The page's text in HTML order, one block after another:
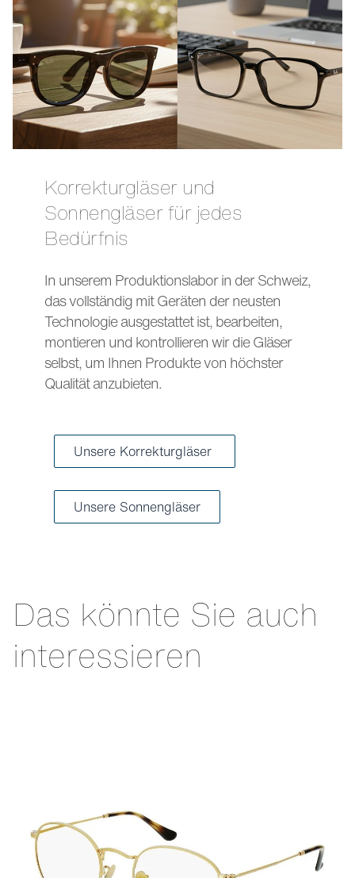
Korrekturgläser und
Sonnengläser für jedes
Bedürfnis
In unserem Produktionslabor in der Schweiz,
das vollständig mit Geräten der neusten
Technologie ausgestattet ist, bearbeiten,
montieren und kontrollieren wir die Gläser
selbst, um Ihnen Produkte von höchster
Qualität anzubieten.
Unsere Korrekturgläser
Unsere Sonnengläser
Das könnte Sie auch
interessieren